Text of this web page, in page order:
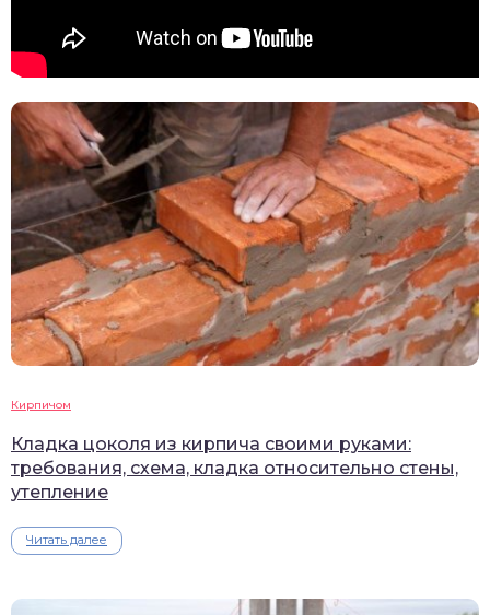
Кирпичом
Кладка цоколя из кирпича своими руками:
требования, схема, кладка относительно стены,
утепление
Читать далее